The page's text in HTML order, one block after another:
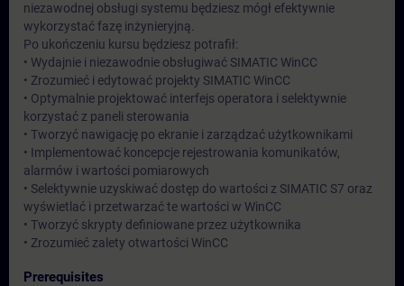
niezawodnej obsługi systemu będziesz mógł efektywnie
wykorzystać fazę inżynieryjną.
Po ukończeniu kursu będziesz potrafił:
• Wydajnie i niezawodnie obsługiwać SIMATIC WinCC
• Zrozumieć i edytować projekty SIMATIC WinCC
• Optymalnie projektować interfejs operatora i selektywnie
korzystać z paneli sterowania
• Tworzyć nawigację po ekranie i zarządzać użytkownikami
• Implementować koncepcje rejestrowania komunikatów,
alarmów i wartości pomiarowych
• Selektywnie uzyskiwać dostęp do wartości z SIMATIC S7 oraz
wyświetlać i przetwarzać te wartości w WinCC
• Tworzyć skrypty definiowane przez użytkownika
• Zrozumieć zalety otwartości WinCC
Prerequisites